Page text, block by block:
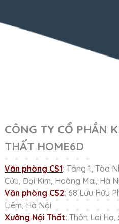
CÔNG TY CỔ PHẦN
THẤT HOME6D
Văn phòng CS1: Tầng 1, Tòa
Cửu, Đại Kim, Hoàng Mai, Hà
Văn phòng CS2: 68 Lưu Hữu
Liêm, Hà Nội
Xưởng Nội Thất: Thôn Lai Hạ,